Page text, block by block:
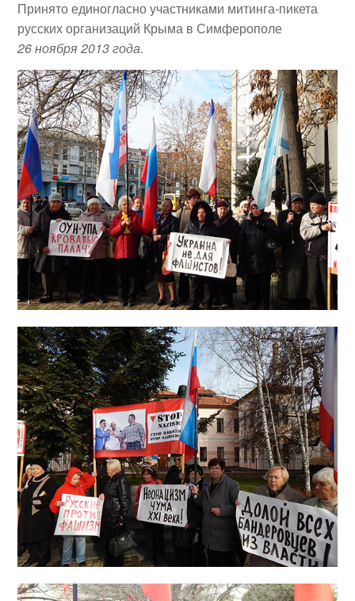
Принято единогласно участниками митинга-пикета
русских организаций Крыма в Симферополе
26 ноября 2013 года.